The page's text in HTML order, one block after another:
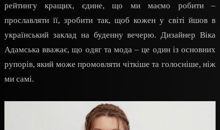
рейтингу кращих, єдине, що ми маємо робити –
прославляти її, зробити так, щоб кожен у світі йшов в
український заклад на буденну вечерю. Дизайнер Віка
Адамська вважає, що одяг та мода – це один із основних
рупорів, який може промовляти чіткіше та голосніше, ніж
ми самі.